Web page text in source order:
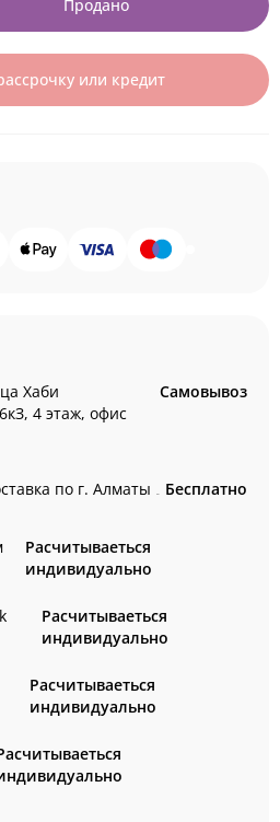
Продано
или кредит
Хаби
4 этаж, офис
Самовывоз
по г. Алматы Бесплатно
Расчитываеться
индивидуально
Расчитываеться
индивидуально
Расчитываеться
индивидуально